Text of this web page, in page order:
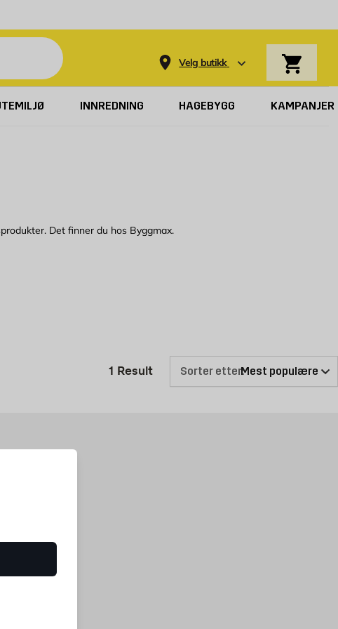
Velg butikk
INNREDNING HAGEBYGG KAMPANJER
Det finner du hos Byggmax.
du kjøper. Hvis du trenger å legge nye rør eller strømledninger, kan vi
bør være utstyrt med. Hos oss har du råd til å virkeliggjøre drømmen om
1 ResultProduktlisten er oppdatert: 1
Sorter etter: